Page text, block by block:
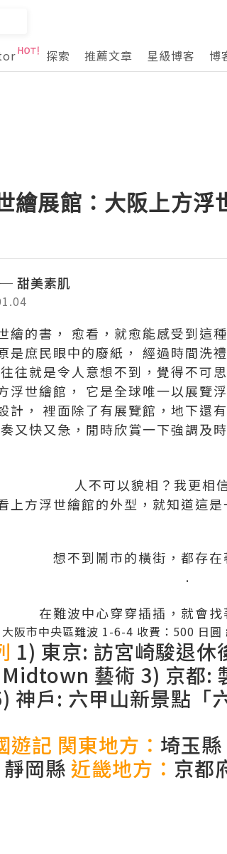
探索 推薦文章 星級博客 博
繪展館：大阪上方浮
甜美素肌
繪的書， 愈看，就愈能感受到這
是庶民眼中的廢紙， 經過時間洗
往就是令人意想不到，覺得不可
浮世繪館， 它是全球唯一以展覽
計， 裡面除了有展覽館，地下還
又快又急，閒時欣賞一下強調及
人不可以貌相？我更相
上方浮世繪館的外型，就知道這
想不到鬧市的橫街，都存在
.
在難波中心穿穿插插，就會找
阪市中央區難波 1-6-4 收費：500 日
1) 東京: 訪宮崎駿退休
藝術 3) 京都:
神戶: 六甲山新景點「
遊記 関東地方： 埼玉縣
靜岡縣 近畿地方： 京都